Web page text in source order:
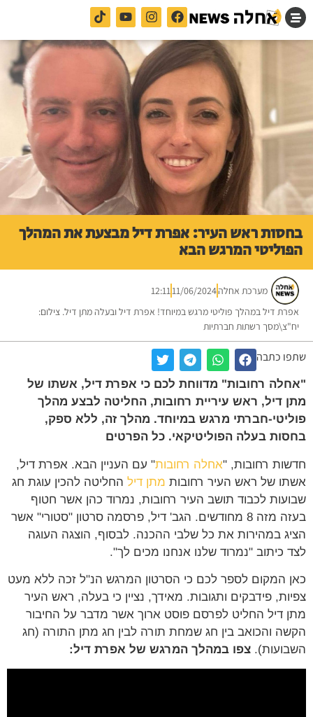
בחסות ראש העיר: אפרת דיל מבצעת את המהלך
הפוליטי המרגש הבא
מערכת אחלה11/06/2024
12:11
אפרת דיל במהלך פוליטי מרגש במיוחד! אפרת דיל ובעלה מתן דיל. צילום:
יח"צ\מסך רשתות חברתיות
שתפו כתבה
"אחלה רחובות" מדווחת לכם כי אפרת דיל, אשתו של
מתן דיל, ראש עיריית רחובות, החליטה לבצע מהלך
פוליטי-חברתי מרגש במיוחד. מהלך זה, ללא ספק,
בחסות בעלה הפוליטיקאי. כל הפרטים
חדשות רחובות, "אחלה רחובות" עם העניין הבא. אפרת דיל,
אשתו של ראש העיר רחובות מתן דיל החליטה להכין עוגת חג
שבועות לכבוד תושב העיר רחובות, נמרוד כהן אשר חטוף
בעזה מזה 8 מחודשים. הגב' דיל, פרסמה סרטון "סטורי" אשר
הציג במהירות את כל שלבי ההכנה. לבסוף, הוצגה העוגה
לצד כיתוב "נמרוד שלנו אנחנו מכים לך".
כאן המקום לספר לכם כי הסרטון המרגש הנ"ל זכה ללא מעט
צפיות, פידבקים ותגובות. מאידך, נציין כי בעלה, ראש העיר
מתן דיל החליט לפרסם פוסט ארוך אשר מדבר על החיבור
הקשה והכואב בין חג שמחת תורה לבין חג מתן התורה (חג
השבועות). צפו במהלך המרגש של אפרת דיל: